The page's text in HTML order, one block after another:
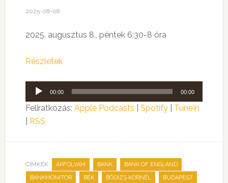
2025-08-08
2025. augusztus 8., péntek 6:30-8 óra
Részletek
Audió
lejátszó
00:00 00:00
Feliratkozás: Apple Podcasts Spotify| TuneIn
RSS
CÍMKÉK: ÁRFOLYAM , BANK , BANK OF ENGLAND ,
BANKMONITOR , BÉK , BÓDIZS KORNÉL , BUDAPEST ,